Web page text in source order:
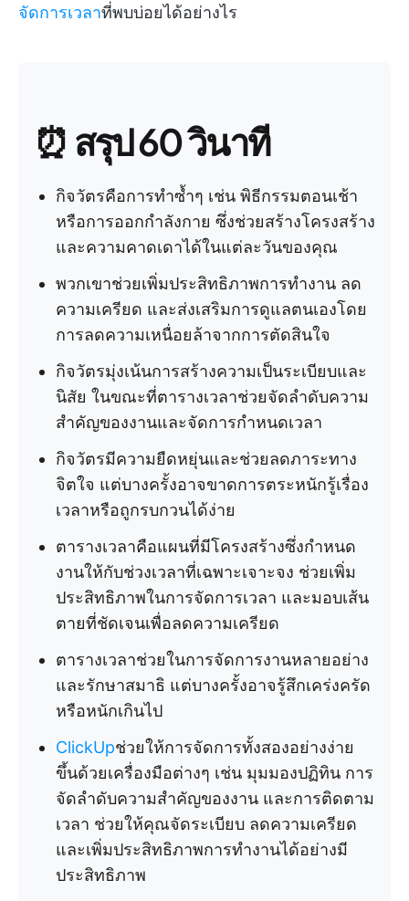
จัดการเวลาที่พบบ่อยได้อย่างไร
⏰ สรุป 60 วินาที
กิจวัตรคือการทำซ้ำๆ เช่น พิธีกรรมตอนเช้า
หรือการออกกำลังกาย ซึ่งช่วยสร้างโครงสร้าง
และความคาดเดาได้ในแต่ละวันของคุณ
พวกเขาช่วยเพิ่มประสิทธิภาพการทำงาน ลด
ความเครียด และส่งเสริมการดูแลตนเองโดย
การลดความเหนื่อยล้าจากการตัดสินใจ
กิจวัตรมุ่งเน้นการสร้างความเป็นระเบียบและ
นิสัย ในขณะที่ตารางเวลาช่วยจัดลำดับความ
สำคัญของงานและจัดการกำหนดเวลา
กิจวัตรมีความยืดหยุ่นและช่วยลดภาระทาง
จิตใจ แต่บางครั้งอาจขาดการตระหนักรู้เรื่อง
เวลาหรือถูกรบกวนได้ง่าย
ตารางเวลาคือแผนที่มีโครงสร้างซึ่งกำหนด
งานให้กับช่วงเวลาที่เฉพาะเจาะจง ช่วยเพิ่ม
ประสิทธิภาพในการจัดการเวลา และมอบเส้น
ตายที่ชัดเจนเพื่อลดความเครียด
ตารางเวลาช่วยในการจัดการงานหลายอย่าง
และรักษาสมาธิ แต่บางครั้งอาจรู้สึกเคร่งครัด
หรือหนักเกินไป
ClickUpช่วยให้การจัดการทั้งสองอย่างง่าย
ขึ้นด้วยเครื่องมือต่างๆ เช่น มุมมองปฏิทิน การ
จัดลำดับความสำคัญของงาน และการติดตาม
เวลา ช่วยให้คุณจัดระเบียบ ลดความเครียด
และเพิ่มประสิทธิภาพการทำงานได้อย่างมี
ประสิทธิภาพ